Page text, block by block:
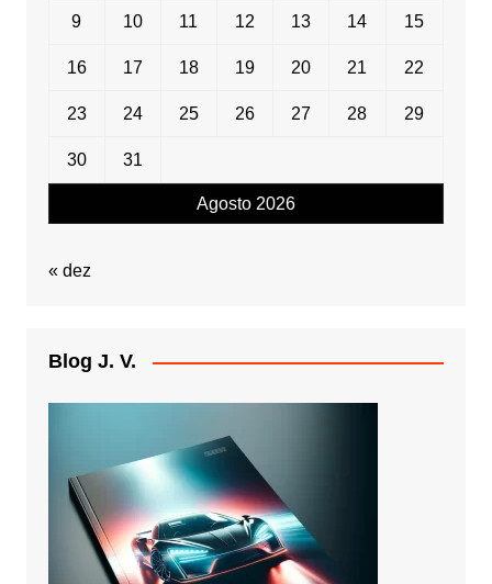
Agosto 2026
9 10 11 12 13 14 15
16 17 18 19 20 21 22
23 24 25 26 27 28 29
30 31
« dez
Blog J. V.